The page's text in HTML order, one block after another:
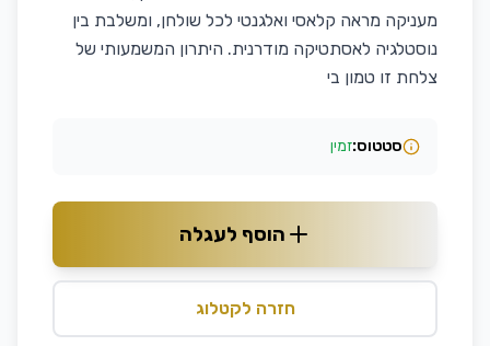
מעניקה מראה קלאסי ואלגנטי לכל שולחן, ומשלבת בין
נוסטלגיה לאסתטיקה מודרנית. היתרון המשמעותי של
צלחת זו טמון בי
סטטוס:זמין
הוסף לעגלה
חזרה לקטלוג